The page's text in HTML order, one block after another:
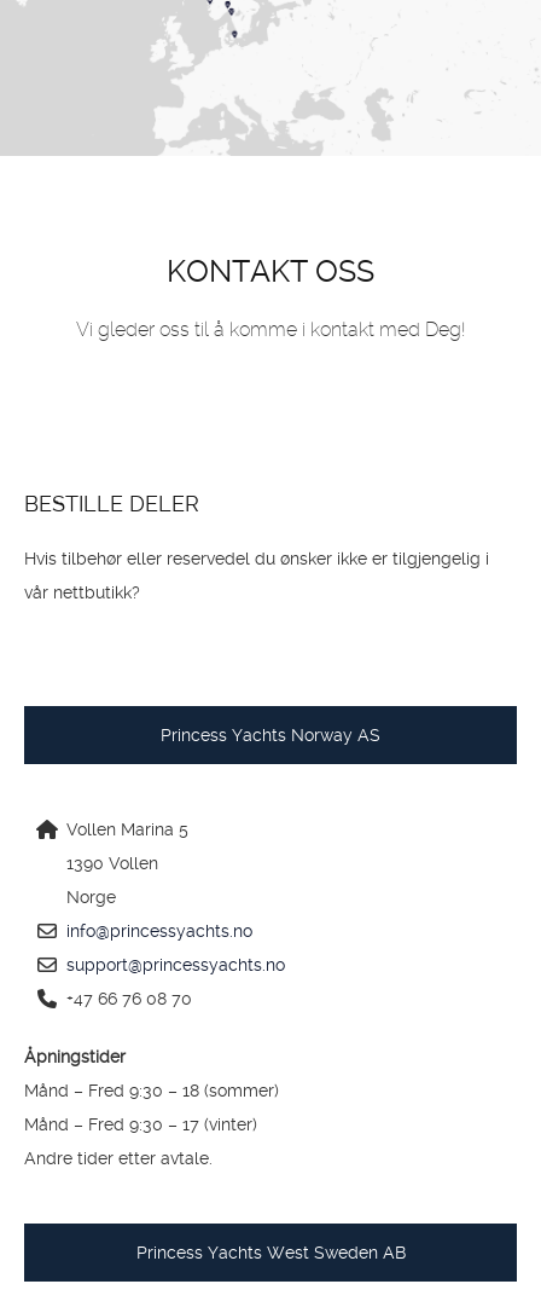
KONTAKT OSS
Vi gleder oss til å komme i kontakt med Deg!
BESTILLE DELER
Hvis tilbehør eller reservedel du ønsker ikke er tilgjengelig i
vår nettbutikk?
Princess Yachts Norway AS
Vollen Marina 5
1390 Vollen
Norge
info@princessyachts.no
support@princessyachts.no
+47 66 76 08 70
Åpningstider
Månd – Fred 9:30 – 18 (sommer)
Månd – Fred 9:30 – 17 (vinter)
Andre tider etter avtale.
Princess Yachts West Sweden AB